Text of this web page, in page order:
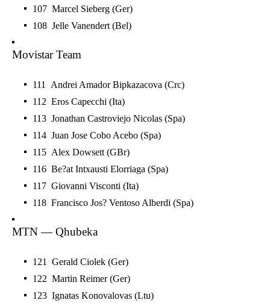
107 Marcel Sieberg (Ger)
108 Jelle Vanendert (Bel)
Movistar Team
111 Andrei Amador Bipkazacova (Crc)
112 Eros Capecchi (Ita)
113 Jonathan Castroviejo Nicolas (Spa)
114 Juan Jose Cobo Acebo (Spa)
115 Alex Dowsett (GBr)
116 Be?at Intxausti Elorriaga (Spa)
117 Giovanni Visconti (Ita)
118 Francisco Jos? Ventoso Alberdi (Spa)
MTN — Qhubeka
121 Gerald Ciolek (Ger)
122 Martin Reimer (Ger)
123 Ignatas Konovalovas (Ltu)